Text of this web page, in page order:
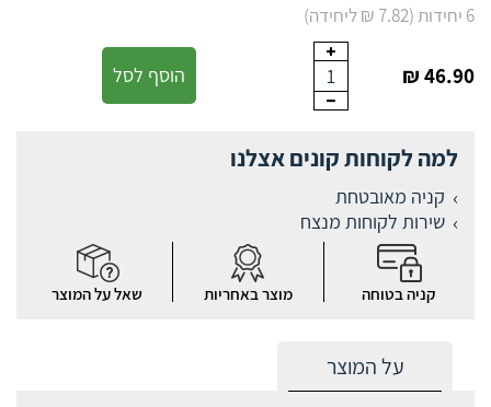
6 יחידות (7.82 ₪ ליחידה)
46.90 ₪
1 הוסף לסל
למה לקוחות קונים אצלנו
קניה מאובטחת
שירות לקוחות מנצח
קניה בטוחה מוצר באחריות שאל על המוצר
על המוצר